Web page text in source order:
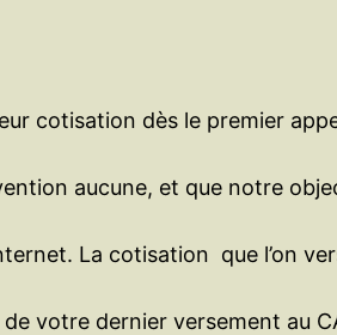
cotisation dès le premier
aucune, et que notre
La cotisation que l’on
votre dernier versement au